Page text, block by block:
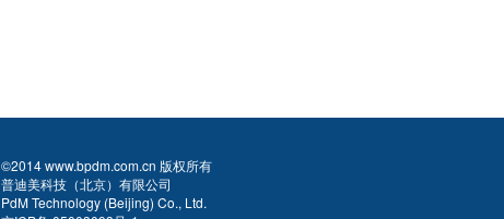
©2014 www.bpdm.com.cn 版权所有
普迪美科技（北京）有限公司
PdM Technology (Beijing) Co., Ltd.